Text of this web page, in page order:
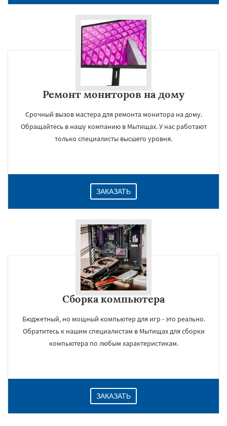
Ремонт мониторов на дому
Срочный вызов мастера для ремонта монитора на дому.
Обращайтесь в нашу компанию в Мытищах. У нас работают
только специалисты высшего уровня.
ЗАКАЗАТЬ
Сборка компьютера
Бюджетный, но мощный компьютер для игр - это реально.
Обратитесь к нашим специалистам в Мытищах для сборки
компьютера по любым характеристикам.
ЗАКАЗАТЬ